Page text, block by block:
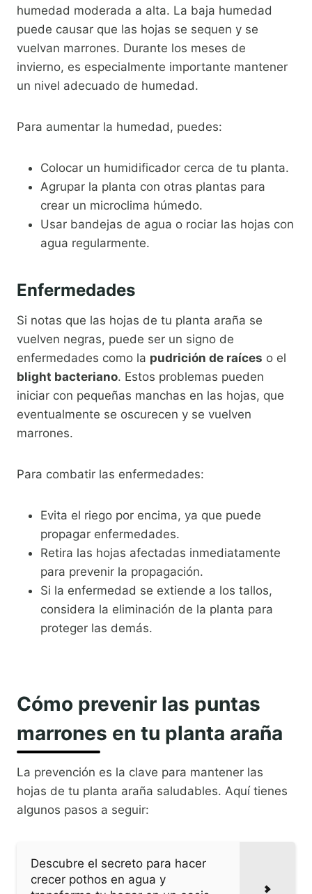
humedad moderada a alta. La baja humedad
puede causar que las hojas se sequen y se
vuelvan marrones. Durante los meses de
invierno, es especialmente importante mantener
un nivel adecuado de humedad.
Para aumentar la humedad, puedes:
Colocar un humidificador cerca de tu planta.
Agrupar la planta con otras plantas para
crear un microclima húmedo.
Usar bandejas de agua o rociar las hojas con
agua regularmente.
Enfermedades
Si notas que las hojas de tu planta araña se
vuelven negras, puede ser un signo de
enfermedades como la pudrición de raíces o el
blight bacteriano. Estos problemas pueden
iniciar con pequeñas manchas en las hojas, que
eventualmente se oscurecen y se vuelven
marrones.
Para combatir las enfermedades:
Evita el riego por encima, ya que puede
propagar enfermedades.
Retira las hojas afectadas inmediatamente
para prevenir la propagación.
Si la enfermedad se extiende a los tallos,
considera la eliminación de la planta para
proteger las demás.
Cómo prevenir las puntas
marrones en tu planta araña
La prevención es la clave para mantener las
hojas de tu planta araña saludables. Aquí tienes
algunos pasos a seguir:
Descubre el secreto para hacer
crecer pothos en agua y